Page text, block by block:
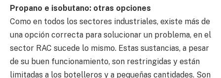
Propano e isobutano: otras opciones
Como en todos los sectores industriales, existe más de
una opción correcta para solucionar un problema, en el
sector RAC sucede lo mismo. Estas sustancias, a pesar
de su buen funcionamiento, son restringidas y están
limitadas a los botelleros y a pequeñas cantidades. Son